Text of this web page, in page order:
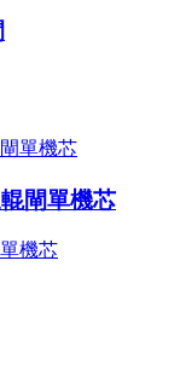
閘單機芯
機芯